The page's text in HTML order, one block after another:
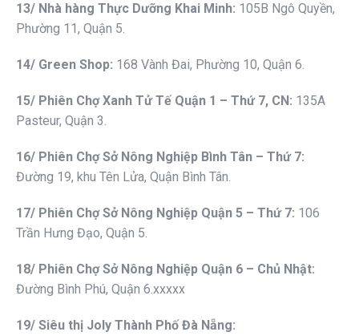
13/ Nhà hàng Thực Dưỡng Khai Minh: 105B Ngô Quyền,
Phường 11, Quận 5.
14/ Green Shop: 168 Vành Đai, Phường 10, Quận 6.
15/ Phiên Chợ Xanh Tử Tế Quận 1 – Thứ 7, CN: 135A
Pasteur, Quận 3.
16/ Phiên Chợ Sở Nông Nghiệp Bình Tân – Thứ 7:
Đường 19, khu Tên Lửa, Quận Bình Tân.
17/ Phiên Chợ Sở Nông Nghiệp Quận 5 – Thứ 7: 106
Trần Hưng Đạo, Quận 5.
18/ Phiên Chợ Sở Nông Nghiệp Quận 6 – Chủ Nhật:
Đường Bình Phú, Quận 6.xxxxx
19/ Siêu thị Joly Thành Phố Đà Nẵng: